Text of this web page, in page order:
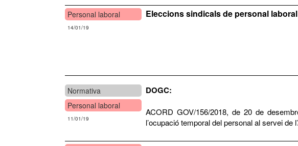
Personal laboral
14/01/19
Eleccions sindicals de personal laboral
Normativa
Personal laboral
11/01/19
DOGC:
ACORD GOV/156/2018, de 20 de
l’ocupació temporal del personal al servei